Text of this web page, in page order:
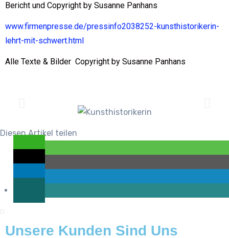
Bericht und Copyright by Susanne Panhans
www.firmenpresse.de/pressinfo2038252-kunsthistorikerin-
lehrt-mit-schwert.html
Alle Texte & Bilder Copyright by Susanne Panhans
Diesen Artikel teilen
Unsere Kunden Sind Uns